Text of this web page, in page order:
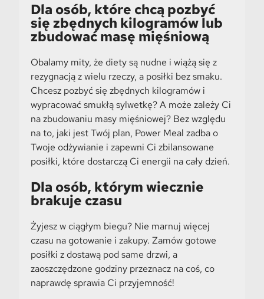
Dla osób, które chcą pozbyć
się zbędnych kilogramów lub
zbudować masę mięśniową
Obalamy mity, że diety są nudne i wiążą się z
rezygnacją z wielu rzeczy, a posiłki bez smaku.
Chcesz pozbyć się zbędnych kilogramów i
wypracować smukłą sylwetkę? A może zależy Ci
na zbudowaniu masy mięśniowej? Bez względu
na to, jaki jest Twój plan, Power Meal zadba o
Twoje odżywianie i zapewni Ci zbilansowane
posiłki, które dostarczą Ci energii na cały dzień.
Dla osób, którym wiecznie
brakuje czasu
Żyjesz w ciągłym biegu? Nie marnuj więcej
czasu na gotowanie i zakupy. Zamów gotowe
posiłki z dostawą pod same drzwi, a
zaoszczędzone godziny przeznacz na coś, co
naprawdę sprawia Ci przyjemność!